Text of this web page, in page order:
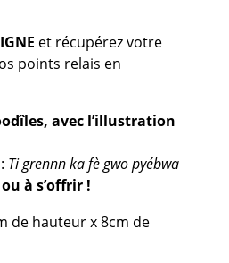
et récupérez votre
points relais en
avec l’illustration
Ti grennn ka fè gwo pyébwa
à s’offrir !
de hauteur x 8cm de